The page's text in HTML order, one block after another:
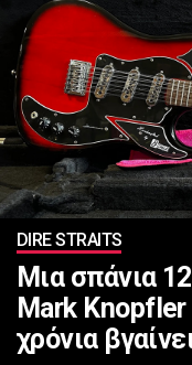
DIRE STRAITS
Μια σπάνια
Mark Knopfler
χρόνια